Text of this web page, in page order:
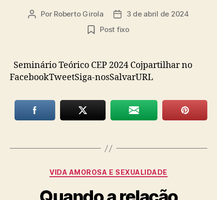
Autor
Por Roberto Girola
Data
de
3 de abril de 2024
Post fixo
Seminário Teórico CEP 2024 Cojpartilhar no
FacebookTweetSiga-nosSalvarURL
Categorias
VIDA AMOROSA E SEXUALIDADE